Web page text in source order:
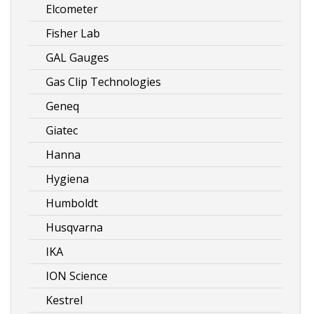
Elcometer
Fisher Lab
GAL Gauges
Gas Clip Technologies
Geneq
Giatec
Hanna
Hygiena
Humboldt
Husqvarna
IKA
ION Science
Kestrel